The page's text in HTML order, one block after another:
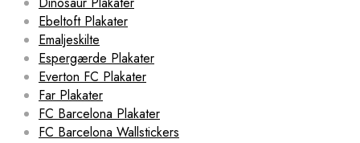
Ebeltoft Plakater
Emaljeskilte
Espergærde Plakater
Everton FC Plakater
Far Plakater
FC Barcelona Plakater
FC Barcelona Wallstickers